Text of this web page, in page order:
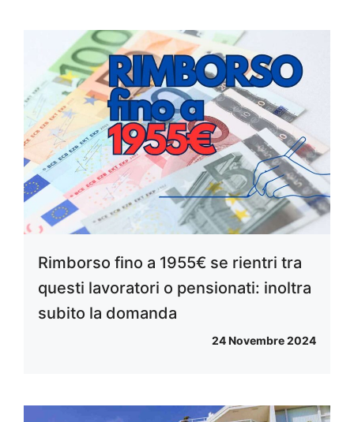
Rimborso fino a 1955€ se rientri tra
questi lavoratori o pensionati: inoltra
subito la domanda
24 Novembre 2024